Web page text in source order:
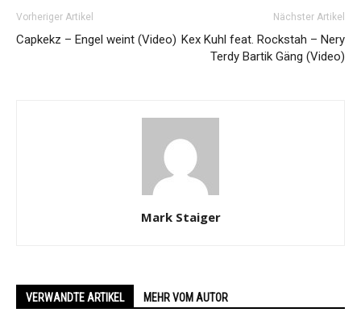
Vorheriger Artikel
Capkekz – Engel weint (Video)
Nächster Artikel
Kex Kuhl feat. Rockstah – Nery
Terdy Bartik Gäng (Video)
Mark Staiger
VERWANDTE ARTIKEL MEHR VOM AUTOR